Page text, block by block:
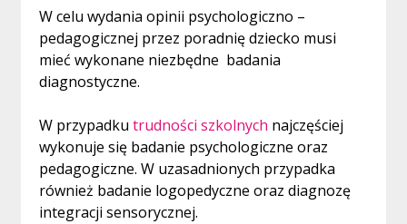
W celu wydania opinii psychologiczno –
pedagogicznej przez poradnię dziecko musi
mieć wykonane niezbędne badania
diagnostyczne.
W przypadkutrudności szkolnych najczęściej
wykonuje się badanie psychologiczne oraz
pedagogiczne. W uzasadnionych przypadka
również badanie logopedyczne oraz diagnozę
integracji sensorycznej.